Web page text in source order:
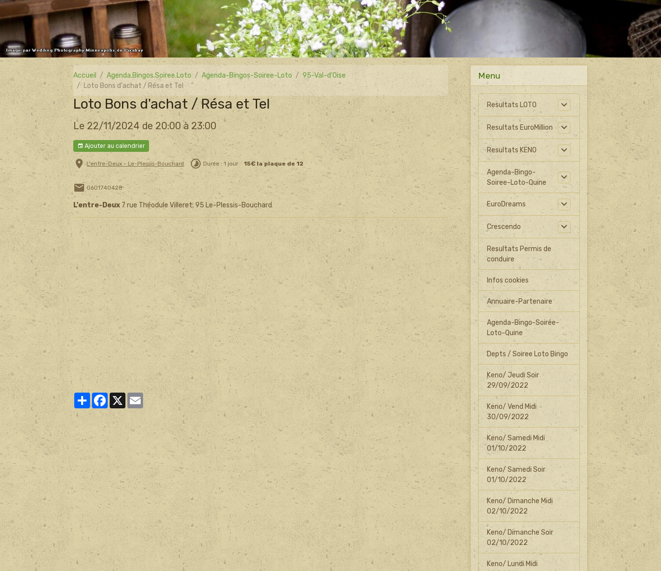
Accueil Agenda.Bingos.Soiree.Loto Agenda-Bingos-Soiree-Loto
95-Val-d'Oise
Loto Bons d'achat / Résa et Tel
Loto Bons d'achat / Résa et Tel
Le 22/11/2024 de 20:00 à 23:00
Ajouter au calendrier
L'entre-Deux - Le-Plessis-Bouchard Durée : 1 jour 15€ la plaque de 12
0601740428
L'entre-Deux7 rue Théodule Villeret, 95 Le-Plessis-Bouchard
PartagerFacebook
X Email
Menu
Resultats LOTO
Resultats EuroMillion
Resultats KENO
Agenda-Bingo-
Soiree-Loto-Quine
EuroDreams
Crescendo
Resultats Permis de
conduire
Infos cookies
Annuaire-Partenaire
Agenda-Bingo-Soirée-
Loto-Quine
Depts / Soiree Loto Bingo
Keno/ Jeudi Soir
29/09/2022
Keno/ Vend Midi
30/09/2022
Keno/ Samedi Midi
01/10/2022
Keno/ Samedi Soir
01/10/2022
Keno/ Dimanche Midi
02/10/2022
Keno/ Dimanche Soir
02/10/2022
Keno/ Lundi Midi